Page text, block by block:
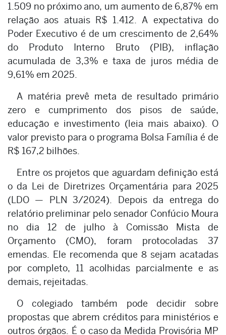
1.509 no próximo ano, um aumento de 6,87% em
relação aos atuais R$ 1.412. A expectativa do
Poder Executivo é de um crescimento de 2,64%
do Produto Interno Bruto (PIB), inflação
acumulada de 3,3% e taxa de juros média de
9,61% em 2025.
A matéria prevê meta de resultado primário
zero e cumprimento dos pisos de saúde,
educação e investimento (leia mais abaixo). O
valor previsto para o programa Bolsa Família é de
R$ 167,2 bilhões.
Entre os projetos que aguardam definição está
o da Lei de Diretrizes Orçamentária para 2025
(LDO — PLN 3/2024). Depois da entrega do
relatório preliminar pelo senador Confúcio Moura
no dia 12 de julho à Comissão Mista de
Orçamento (CMO), foram protocoladas 37
emendas. Ele recomenda que 8 sejam acatadas
por completo, 11 acolhidas parcialmente e as
demais, rejeitadas.
O colegiado também pode decidir sobre
propostas que abrem créditos para ministérios e
outros órgãos. É o caso da Medida Provisória MP